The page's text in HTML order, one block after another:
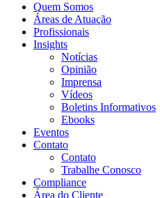
Quem Somos
Áreas de Atuação
Profissionais
Insights
Notícias
Opinião
Imprensa
Vídeos
Boletins Informativos
Ebooks
Eventos
Contato
Contato
Trabalhe Conosco
Compliance
Área do Cliente